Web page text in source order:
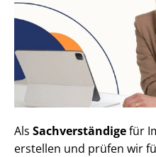
Als Sachverständigefür
erstellen und prüfen wir